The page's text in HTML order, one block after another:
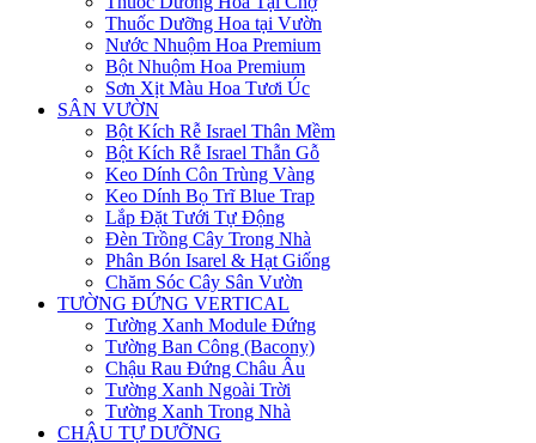
Thuốc Dưỡng Hoa tại Vườn
Nước Nhuộm Hoa Premium
Bột Nhuộm Hoa Premium
Sơn Xịt Màu Hoa Tươi Úc
SÂN VƯỜN
Bột Kích Rễ Israel Thân Mềm
Bột Kích Rễ Israel Thẫn Gỗ
Keo Dính Côn Trùng Vàng
Keo Dính Bọ Trĩ Blue Trap
Lắp Đặt Tưới Tự Động
Đèn Trồng Cây Trong Nhà
Phân Bón Isarel & Hạt Giống
Chăm Sóc Cây Sân Vườn
TƯỜNG ĐỨNG VERTICAL
Tường Xanh Module Đứng
Tường Ban Công (Bacony)
Chậu Rau Đứng Châu Âu
Tường Xanh Ngoài Trời
Tường Xanh Trong Nhà
CHẬU TỰ DƯỠNG